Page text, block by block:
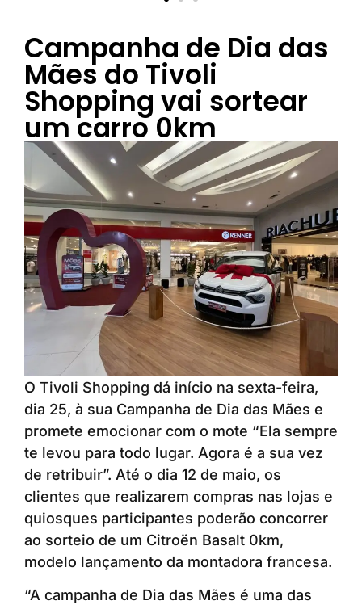
Campanha de Dia das
Mães do Tivoli
Shopping vai sortear
um carro 0km
O Tivoli Shopping dá início na sexta-feira,
dia 25, à sua Campanha de Dia das Mães e
promete emocionar com o mote “Ela sempre
te levou para todo lugar. Agora é a sua vez
de retribuir”. Até o dia 12 de maio, os
clientes que realizarem compras nas lojas e
quiosques participantes poderão concorrer
ao sorteio de um Citroën Basalt 0km,
modelo lançamento da montadora francesa.
“A campanha de Dia das Mães é uma das